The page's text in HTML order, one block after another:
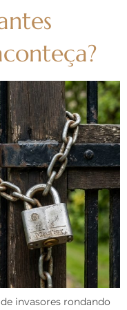
invasores rondando